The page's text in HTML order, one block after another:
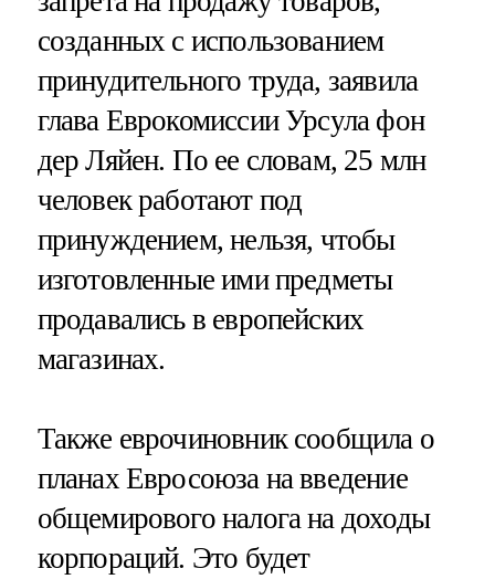
созданных с использованием
принудительного труда, заявила
глава Еврокомиссии Урсула фон
дер Ляйен. По ее словам, 25 млн
человек работают под
принуждением, нельзя, чтобы
изготовленные ими предметы
продавались в европейских
магазинах.
Также еврочиновник сообщила о
планах Евросоюза на введение
общемирового налога на доходы
корпораций. Это будет